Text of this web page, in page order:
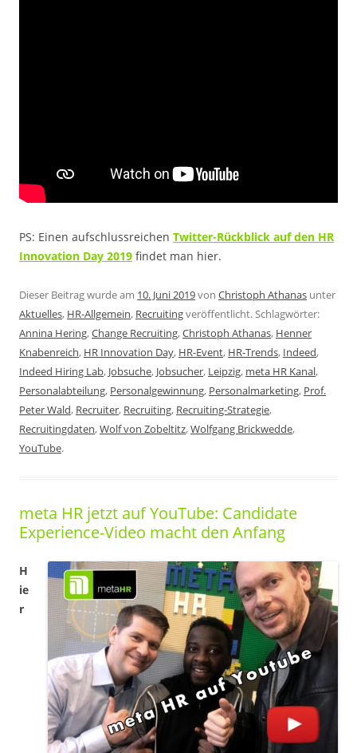
PS: Einen aufschlussreichen Twitter-Rückblick auf den HR
Innovation Day 2019 findet man hier.
Dieser Beitrag wurde am 10. Juni 2019von Christoph Athanas unter
Aktuelles, HR-Allgemein, Recruitingveröffentlicht. Schlagwörter:
Annina Hering,Change Recruiting,Christoph Athanas, Henner
Knabenreich, HR Innovation Day, HR-Event, HR-Trends, Indeed,
Indeed Hiring Lab, Jobsuche, Jobsucher, Leipzig, meta HR Kanal,
Personalabteilung, Personalgewinnung, Personalmarketing, Prof.
Peter Wald, Recruiter, Recruiting, Recruiting-Strategie,
Recruitingdaten,Wolf von Zobeltitz,Wolfgang Brickwedde,
YouTube.
meta HR jetzt auf YouTube: Candidate
Experience-Video macht den Anfang
H
ie
r